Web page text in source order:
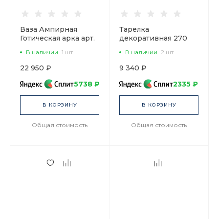
Ваза Ампирная
Готическая арка арт.
В наличии 1 шт
22 950 ₽
5738 ₽
В КОРЗИНУ
Общая стоимость
Тарелка
декоративная 270
подарочной
упаковке, рисунок
Готическая 10 арт.
81.25590.00.1
В наличии 2 шт
9 340 ₽
2335 ₽
В КОРЗИНУ
Общая стоимость